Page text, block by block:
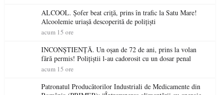
ALCOOL. Șofer beat criță, prins în trafic la Satu Mare!
Alcoolemie uriașă descoperită de polițiști
acum 15 ore
INCONȘTIENȚĂ. Un oșan de 72 de ani, prins la volan
fără permis! Polițiștii l-au cadorosit cu un dosar penal
acum 15 ore
Patronatul Producătorilor Industriali de Medicamente din